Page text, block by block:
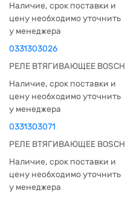
Наличие, срок поставки и
цену необходимо уточнить
у менеджера
0331303026
РЕЛЕ ВТЯГИВАЮЩЕЕ BOSCH
Наличие, срок поставки и
цену необходимо уточнить
у менеджера
0331303071
РЕЛЕ ВТЯГИВАЮЩЕЕ BOSCH
Наличие, срок поставки и
цену необходимо уточнить
у менеджера